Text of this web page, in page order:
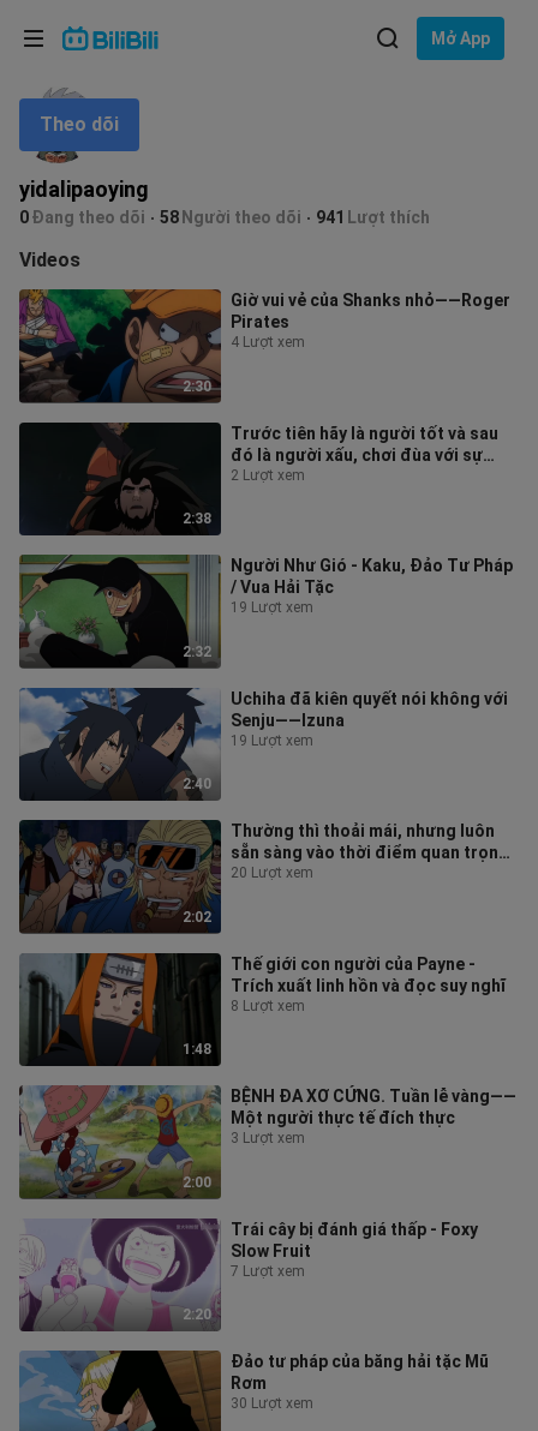
Mở App
yidalipaoying
0Đang theo dõi 58 Người theo dõi 941 Lượt thích
Theo dõi
Videos
2:30
Giờ vui vẻ của Shanks nhỏ——Roger
Pirates
4 Lượt xem
2:38
Trước tiên hãy là người tốt và sau
đó là người xấu, chơi đùa với sự
tương phản - Mối quan hệ Thần Nô
2 Lượt xem
2:32
Người Như Gió - Kaku, Đảo Tư Pháp
/ Vua Hải Tặc
19 Lượt xem
2:40
Uchiha đã kiên quyết nói không với
Senju——Izuna
19 Lượt xem
2:02
Thường thì thoải mái, nhưng luôn
sẵn sàng vào thời điểm quan trọng
- Barry the Real Man
20 Lượt xem
1:48
Thế giới con người của Payne -
Trích xuất linh hồn và đọc suy nghĩ
8 Lượt xem
2:00
BỆNH ĐA XƠ CỨNG. Tuần lễ vàng——
Một người thực tế đích thực
3 Lượt xem
2:20
Trái cây bị đánh giá thấp - Foxy
Slow Fruit
7 Lượt xem
Đảo tư pháp của băng hải tặc Mũ
Rơm
30 Lượt xem
Ngôn ngữ: Tiếng Việt
Lựa chọn ngôn ngữ
English
ภาษาไทย
Tiếng Việt
Bahasa Melayu